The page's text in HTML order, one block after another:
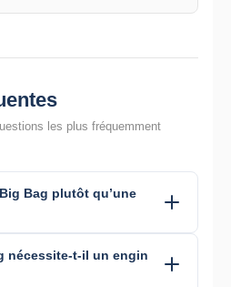
les plus fréquemment
Bag plutôt qu’une
nécessite-t-il un engin